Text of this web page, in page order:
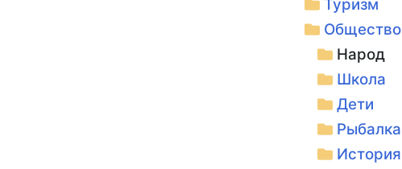
Туризм
Общество
Народ
Школа
Дети
Рыбалка
История